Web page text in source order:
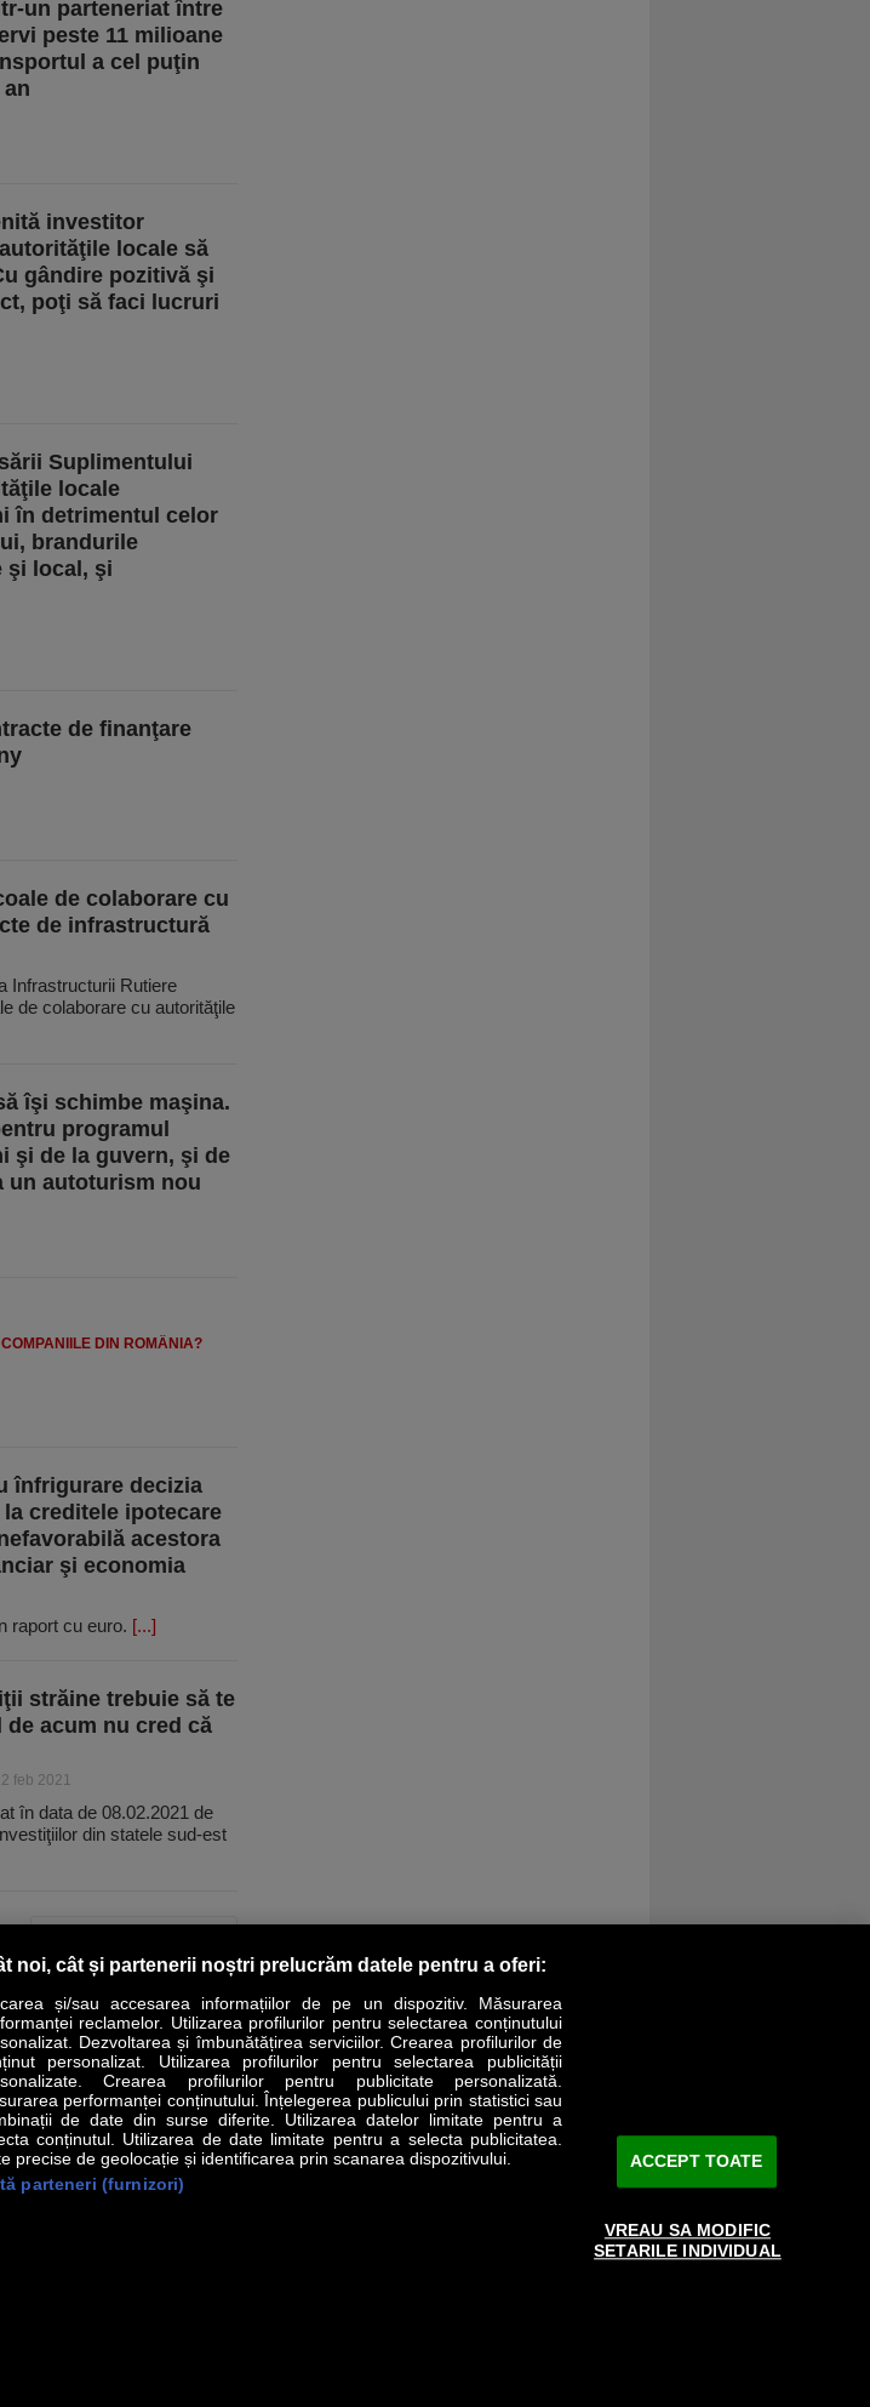
un parteneriat între
peste 11 milioane
a cel puţin
investitor
locale să
gândire pozitivă şi
poţi să faci lucruri
Suplimentului
locale
în detrimentul celor
brandurile
şi local, şi
de finanţare
de colaborare cu
de infrastructură
Infrastructurii Rutiere
de colaborare cu autorităţile
îşi schimbe maşina.
programul
şi de la guvern, şi de
un autoturism nou
DIN ROMÂNIA?
înfrigurare decizia
creditele ipotecare
acestora
şi economia
raport cu euro. [...]
străine trebuie să te
acum nu cred că
feb 2021
în data de 08.02.2021 de
din statele sud-est
HI-TECH MEET THE CEO LIFESTYLE SPECIAL OPINII
Servicii Revista Business Magazin
noi, cât și partenerii noștri prelucrăm datele pentru a oferi:
și/sau accesarea informațiilor de pe un dispozitiv. Măsurarea
reclamelor. Utilizarea profilurilor pentru selectarea conținutului
Dezvoltarea și îmbunătățirea serviciilor. Crearea profilurilor de
personalizat. Utilizarea profilurilor pentru selectarea publicității
Crearea profilurilor pentru publicitate personalizată.
performanței conținutului. Înțelegerea publicului prin statistici sau
de date din surse diferite. Utilizarea datelor limitate pentru a
conținutul. Utilizarea de date limitate pentru a selecta publicitatea.
precise de geolocație și identificarea prin scanarea dispozitivului.
parteneri (furnizori)
ACCEPT TOATE
VREAU SA MODIFIC
SETARILE INDIVIDUAL